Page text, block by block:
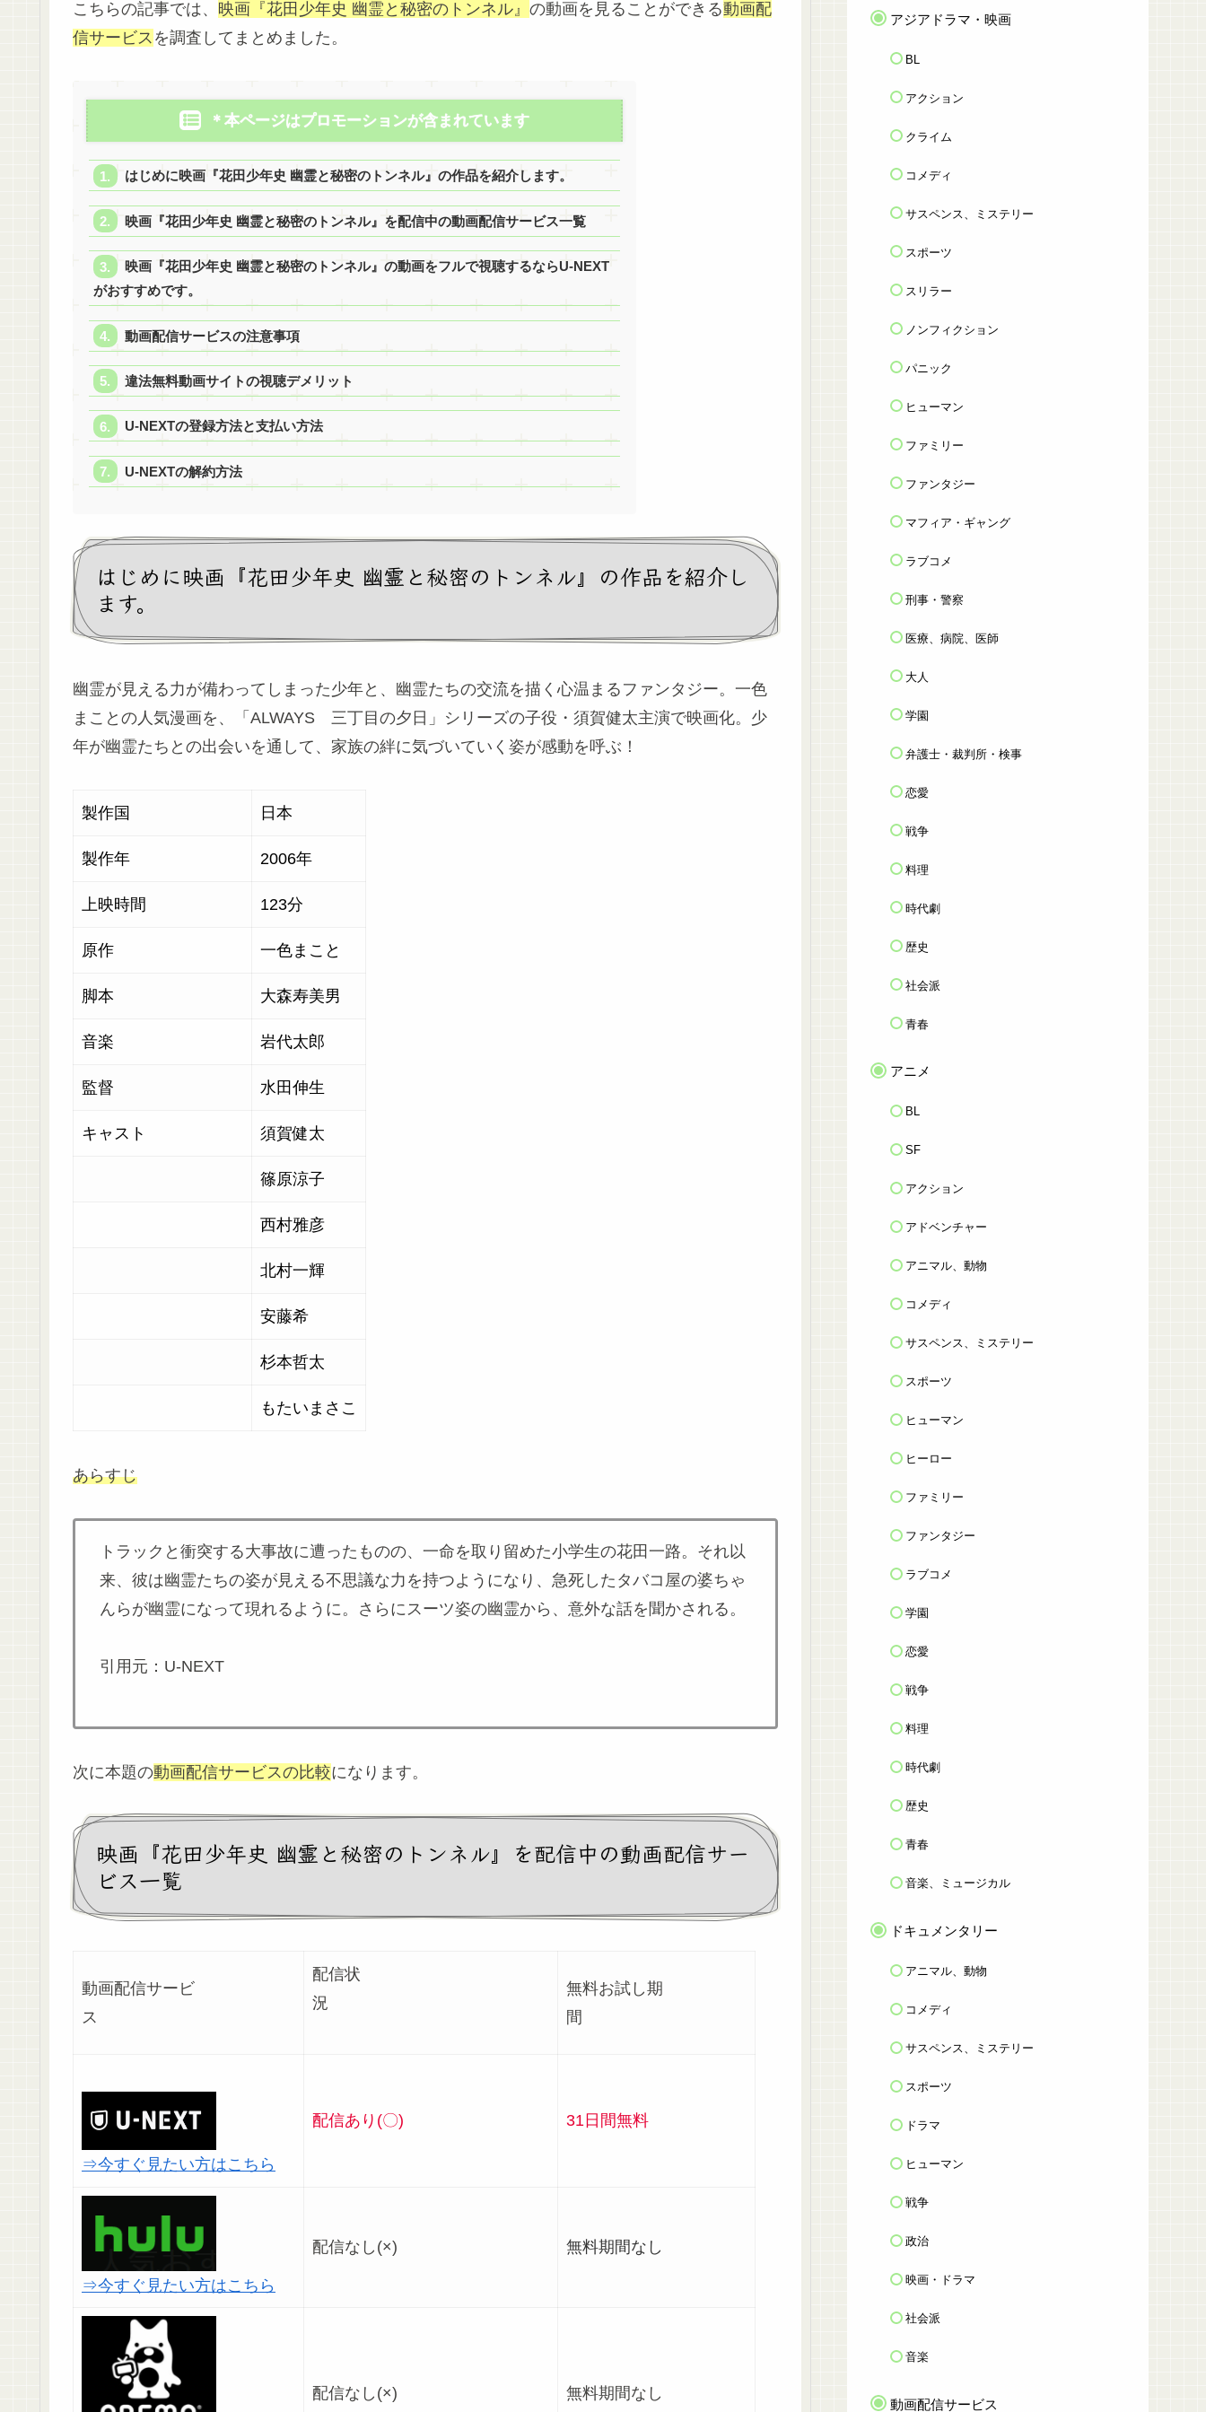
こちらの記事では、 映画『花田少年史 幽霊と秘密のトンネル』 の動画を見ることができる動画配
信サービス を調査してまとめました。
＊本ページはプロモーションが含まれています
はじめに映画『花田少年史 幽霊と秘密のトンネル』の作品を紹介します。
映画『花田少年史 幽霊と秘密のトンネル』を配信中の動画配信サービス一覧
映画『花田少年史 幽霊と秘密のトンネル』の動画をフルで視聴するならU-NEXT
がおすすめです。
動画配信サービスの注意事項
違法無料動画サイトの視聴デメリット
U-NEXTの登録方法と支払い方法
U-NEXTの解約方法
はじめに映画『花田少年史 幽霊と秘密のトンネル』の作品を紹介し
ます。
幽霊が見える力が備わってしまった少年と、幽霊たちの交流を描く心温まるファンタジー。一色
まことの人気漫画を、「ALWAYS 三丁目の夕日」シリーズの子役・須賀健太主演で映画化。少
年が幽霊たちとの出会いを通して、家族の絆に気づいていく姿が感動を呼ぶ！
製作国 日本
製作年 2006年
上映時間 123分
原作 一色まこと
脚本 大森寿美男
音楽 岩代太郎
監督 水田伸生
キャスト 須賀健太
篠原涼子
西村雅彦
北村一輝
安藤希
杉本哲太
もたいまさこ
あらすじ
トラックと衝突する大事故に遭ったものの、一命を取り留めた小学生の花田一路。それ以
来、彼は幽霊たちの姿が見える不思議な力を持つようになり、急死したタバコ屋の婆ちゃ
んらが幽霊になって現れるように。さらにスーツ姿の幽霊から、意外な話を聞かされる。
引用元：U-NEXT
次に本題の動画配信サービスの比較になります。
映画『花田少年史 幽霊と秘密のトンネル』を配信中の動画配信サー
ビス一覧
動画配信サービ
ス
配信状
況
無料お試し期
間
⇒今すぐ見たい方はこちら
配信あり(〇) 31日間無料
⇒今すぐ見たい方はこちら
配信なし(×) 無料期間なし
配信なし(×) 無料期間なし
アジアドラマ・映画
BL
アクション
クライム
コメディ
サスペンス、ミステリー
スポーツ
スリラー
ノンフィクション
パニック
ヒューマン
ファミリー
ファンタジー
マフィア・ギャング
ラブコメ
刑事・警察
医療、病院、医師
大人
学園
弁護士・裁判所・検事
恋愛
戦争
料理
時代劇
歴史
社会派
青春
アニメ
BL
SF
アクション
アドベンチャー
アニマル、動物
コメディ
サスペンス、ミステリー
スポーツ
ヒューマン
ヒーロー
ファミリー
ファンタジー
ラブコメ
学園
恋愛
戦争
料理
時代劇
歴史
青春
音楽、ミュージカル
ドキュメンタリー
アニマル、動物
コメディ
サスペンス、ミステリー
スポーツ
ドラマ
ヒューマン
戦争
政治
映画・ドラマ
社会派
音楽
動画配信サービス